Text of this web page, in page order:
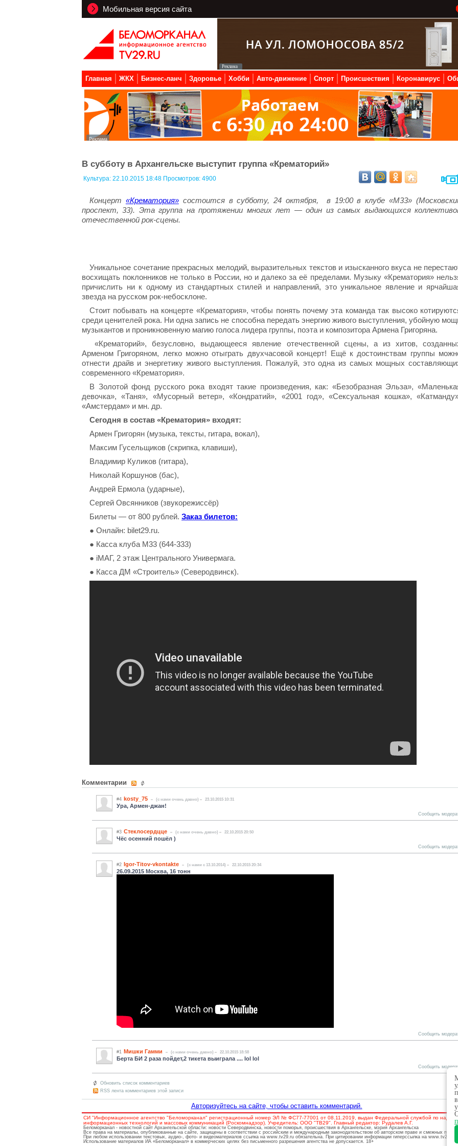
Мобильная версия сайта
Главная ЖКХ Бизнес-ланч Здоровье Хобби Авто-движение Спорт Происшествия Коронавирус
В субботу в Архангельске выступит группа «Крематорий»
Культура: 22.10.2015 18:48 Просмотров: 4900
Концерт «Крематория»состоится в субботу, 24 октября, в 19:00 в клубе «М33»
проспект, 33). Эта группа на протяжении многих лет — один из самых выдающихся
отечественной рок-сцены.
Уникальное сочетание прекрасных мелодий, выразительных текстов и изысканного вкуса не
восхищать поклонников не только в России, но и далеко за её пределами. Музыку «Крематория»
причислить ни к одному из стандартных стилей и направлений, это уникальное явление и
звезда на русском рок-небосклоне.
Стоит побывать на концерте «Крематория», чтобы понять почему эта команда так высоко
среди ценителей рока. Ни одна запись не способна передать энергию живого выступления, убойную
музыкантов и проникновенную магию голоса лидера группы, поэта и композитора Армена Григоряна.
«Крематорий», безусловно, выдающееся явление отечественной сцены, а из хитов,
Арменом Григоряном, легко можно отыграть двухчасовой концерт! Ещё к достоинствам группы
отнести драйв и энергетику живого выступления. Пожалуй, это одна из самых мощных
современного «Крематория».
В Золотой фонд русского рока входят такие произведения, как: «Безобразная Эльза»,
девочка», «Таня», «Мусорный ветер», «Кондратий», «2001 год», «Сексуальная кошка»,
«Амстердам» и мн. др.
Сегодня в состав «Крематория» входят:
Армен Григорян (музыка, тексты, гитара, вокал),
Максим Гусельщиков (скрипка, клавиши),
Владимир Куликов (гитара),
Николай Коршунов (бас),
Андрей Ермола (ударные),
Сергей Овсянников (звукорежиссёр)
Билеты — от 800 рублей. Заказ билетов:
● Онлайн: bilet29.ru.
● Касса клуба М33 (644-333)
● iМАГ, 2 этаж Центрального Универмага.
● Касса ДМ «Строитель» (Северодвинск).
Комментарии
#4 kosty_75 (c нами очень давно) 23.10.2015 10:31
Ура, Армен-джан!
Сообщить
#3 Стеклосердцце (c нами очень давно) 22.10.2015 20:50
Чёс осенний пошёл )
Сообщить
#2 Igor-Titov-vkontakte (c нами с 13.10.2014) 22.10.2015 20:34
26.09.2015 Москва, 16 тонн
Сообщить
#1 Мишки Гамми (c нами очень давно) 22.10.2015 18:58
Берта БИ 2 раза пойдет,2 тикета выиграла .... lol lol
Сообщить
Обновить список комментариев
RSS лента комментариев этой записи
Авторизуйтесь на сайте, чтобы оставить комментарий.
СИ "Информационное агентство "Беломорканал" регистрационный номер ЭЛ № ФС77-77001 от 08.11.2019, выдан Федеральной службой по
информационных технологий и массовых коммуникаций (Роскомнадзор). Учредитель: ООО "ТВ29". Главный редактор: Рудалев А.Г.
Беломорканал - новостной сайт Архангельской области: новости Северодвинска, новости поморья, происшествия в Архангельске, мэрия Архангельска
Все права на материалы, опубликованные на сайте, защищены в соответствии с российским и международным законодательством об авторском праве и смежных правах.
При любом использовании текстовых, аудио-, фото- и видеоматериалов ссылка на www.tv29.ru обязательна. При цитировании информации гиперссылка на www.tv29.ru
Использование материалов ИА «Беломорканал» в коммерческих целях без письменного разрешения агентства не допускается. 18+